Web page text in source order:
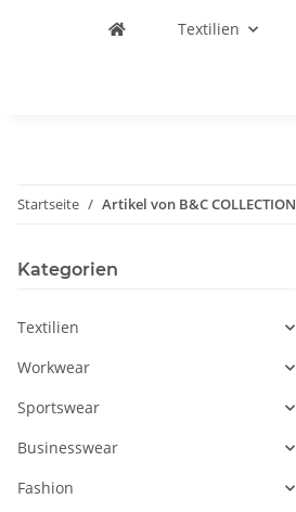
Textilien
Startseite Artikel von B&C COLLECTION
Kategorien
Textilien
Workwear
Sportswear
Businesswear
Fashion